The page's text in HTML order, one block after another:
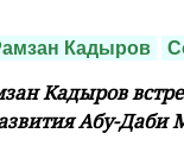
Кадыров
Кадыров
Абу-